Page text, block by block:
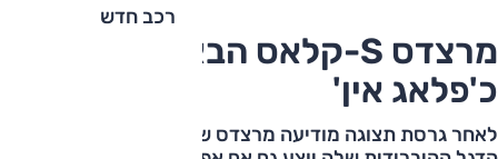
רכב חדש
מרצדס S-קלאס הבאה תוצע גם
כ'פלאג אין'
לאחר גרסת תצוגה מודיעה מרצדס שהדור הבא של ספינת